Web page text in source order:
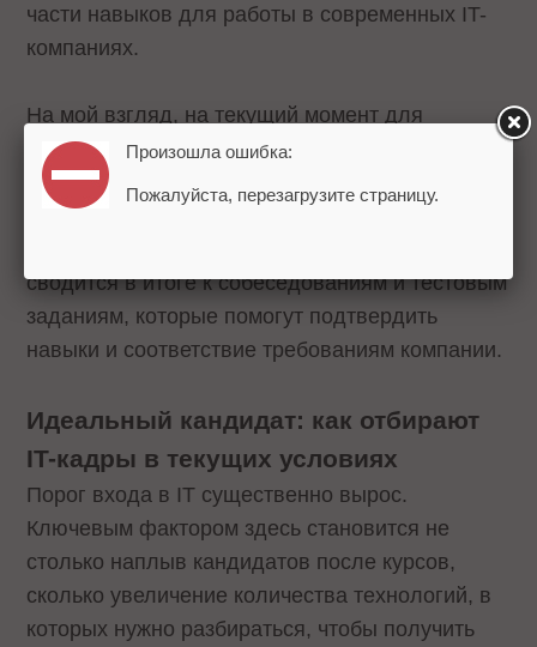
части навыков для работы в современных IT-
компаниях.
На мой взгляд, на текущий момент для
рекрутера нет принципиальной разницы между
выпускником профильного вуза или онлайн-
курса. Преимущества и недостатки конкретных
сводится в итоге к собеседованиям и тестовым
заданиям, которые помогут подтвердить
навыки и соответствие требованиям компании.
Идеальный кандидат: как отбирают
IT-кадры в текущих условиях
Порог входа в IT существенно вырос.
Ключевым фактором здесь становится не
столько наплыв кандидатов после курсов,
сколько увеличение количества технологий, в
которых нужно разбираться, чтобы получить
Произошла ошибка:
Пожалуйста, перезагрузите страницу.